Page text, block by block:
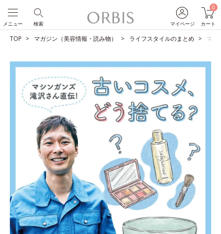
マイページ
0
カート
検索
メニュー
TOP マガジン（美容情報・読み物） ライフスタイルのまとめ マシ